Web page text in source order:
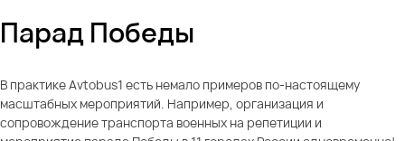
Парад Победы
В практике Avtobus1 есть немало примеров по-настоящему
масштабных мероприятий. Например, организация и
сопровождение транспорта военных на репетиции и